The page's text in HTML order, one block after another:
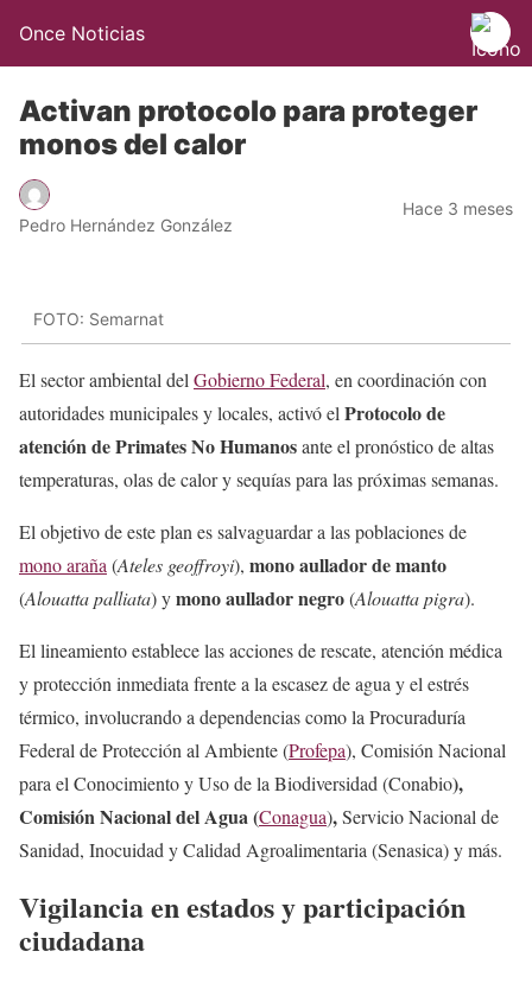
Once Noticias
Activan protocolo para proteger
monos del calor
Pedro Hernández González
Hace 3 meses
FOTO: Semarnat
El sector ambiental delGobierno Federal, en coordinación con
autoridades municipales y locales, activó elProtocolo de
atención de Primates No Humanosante el pronóstico de altas
temperaturas, olas de calor y sequías para las próximas semanas.
El objetivo de este plan es salvaguardar a las poblaciones de
mono araña(Ateles geoffroyi), mono aullador de manto
(Alouatta palliata) ymono aullador negro(Alouatta pigra).
El lineamiento establece las acciones de rescate, atención médica
y protección inmediata frente a la escasez de agua y el estrés
térmico, involucrando a dependencias como la Procuraduría
Federal de Protección al Ambiente (Profepa), Comisión Nacional
para el Conocimiento y Uso de la Biodiversidad (Conabio),
Comisión Nacional del Agua (Conagua),Servicio Nacional de
Sanidad, Inocuidad y Calidad Agroalimentaria (Senasica) y más.
Vigilancia en estados y participación
ciudadana